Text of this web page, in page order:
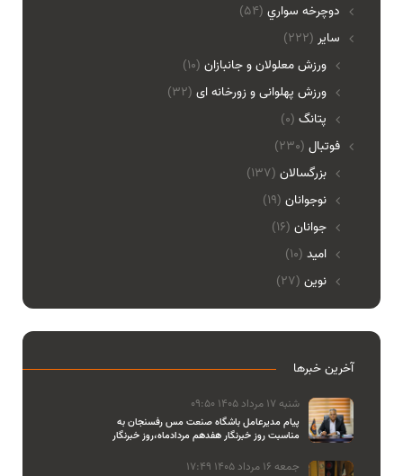
(54) دوچرخه سواري
(222) ساير
ورزش معلولان و جانبازان (10)
ورزش پهلوانی و زورخانه ای (32)
پتانگ (0)
(230) فوتبال
بزرگسالان (137)
نوجوانان (19)
جوانان (16)
امید (10)
نوین (27)
آخرین خبرها
شنبه 17 مرداد 1405 09:50
پیام مدیرعامل باشگاه صنعت مس رفسنجان به
مناسبت روز خبرنگار هفدهم مردادماه،روز خبرنگار
جمعه 16 مرداد 1405 17:49